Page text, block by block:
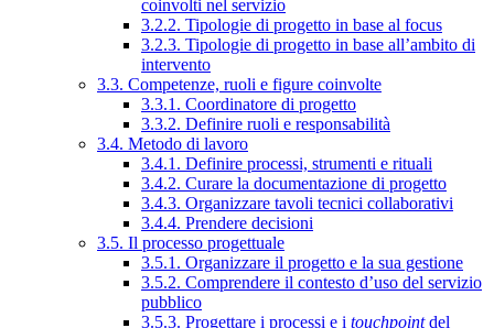
coinvolti nel servizio
3.2.2. Tipologie di progetto in base al focus
3.2.3. Tipologie di progetto in base all’ambito di
intervento
3.3. Competenze, ruoli e figure coinvolte
3.3.1. Coordinatore di progetto
3.3.2. Definire ruoli e responsabilità
3.4. Metodo di lavoro
3.4.1. Definire processi, strumenti e rituali
3.4.2. Curare la documentazione di progetto
3.4.3. Organizzare tavoli tecnici collaborativi
3.4.4. Prendere decisioni
3.5. Il processo progettuale
3.5.1. Organizzare il progetto e la sua gestione
3.5.2. Comprendere il contesto d’uso del servizio
pubblico
3.5.3. Progettare i processi e i touchpointdel